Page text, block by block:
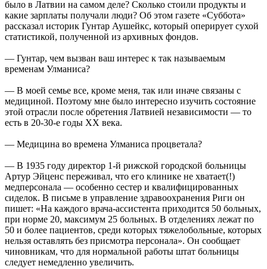
было в Латвии на самом деле? Сколько стоили продукты и
какие зарплаты получали люди? Об этом газете «Суббота»
рассказал историк Гунтар Аушейкс, который оперирует сухой
статистикой, полученной из архивных фондов.
— Гунтар, чем вызван ваш интерес к так называемым
временам Улманиса?
— В моей семье все, кроме меня, так или иначе связаны с
медициной. Поэтому мне было интересно изучить состояние
этой отрасли после обретения Латвией независимости — то
есть в 20-30-е годы XX века.
— Медицина во времена Улманиса процветала?
— В 1935 году директор 1-й рижской городской больницы
Артур Эйценс переживал, что его клинике не хватает(!)
медперсонала — особенно сестер и квалифицированных
сиделок. В письме в управление здравоохранения Риги он
пишет: «На каждого врача-ассистента приходится 50 больных,
при норме 20, максимум 25 больных. В отделениях лежат по
50 и более пациентов, среди которых тяжелобольные, которых
нельзя оставлять без присмотра персонала». Он сообщает
чиновникам, что для нормальной работы штат больницы
следует немедленно увеличить.